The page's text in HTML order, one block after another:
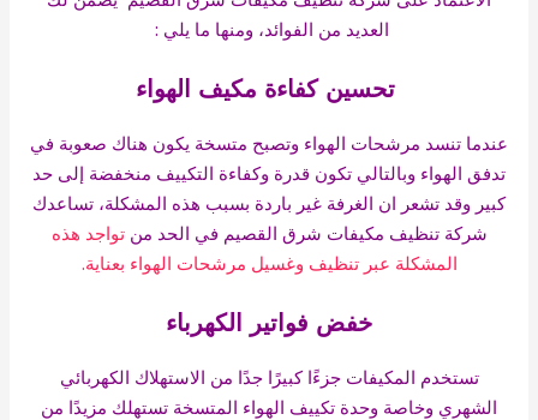
العديد من الفوائد، ومنها ما يلي :
تحسين كفاءة مكيف الهواء
عندما تنسد مرشحات الهواء وتصبح متسخة يكون هناك صعوبة في
تدفق الهواء وبالتالي تكون قدرة وكفاءة التكييف منخفضة إلى حد
كبير وقد تشعر ان الغرفة غير باردة بسبب هذه المشكلة، تساعدك
شركة تنظيف مكيفات شرق القصيم في الحد منتواجد هذه
المشكلة عبر تنظيف وغسيل مرشحات الهواء بعناية.
خفض فواتير الكهرباء
تستخدم المكيفات جزءًا كبيرًا جدًا من الاستهلاك الكهربائي
الشهري وخاصة وحدة تكييف الهواء المتسخة تستهلك مزيدًا من